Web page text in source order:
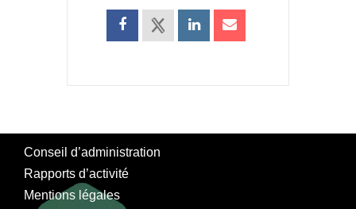
Conseil d’administration
Rapports d’activité
Mentions légales